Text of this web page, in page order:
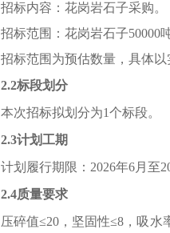
招标内容：花岗岩石子采购。
招标范围：花岗岩石子50000吨
招标范围为预估数量，具体以
2.2标段划分
本次招标拟划分为1个标段。
2.3计划工期
计划履行期限 ：2026年6月至
2.4质量要求
压碎值≤20，坚固性≤8，吸水